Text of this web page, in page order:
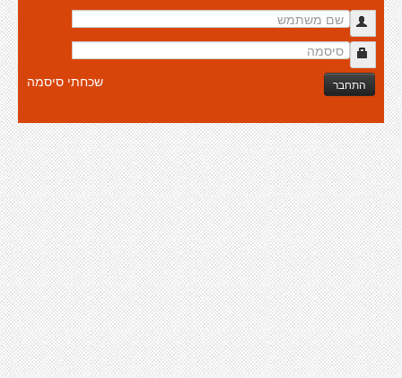
התחבר שכחתי סיסמה